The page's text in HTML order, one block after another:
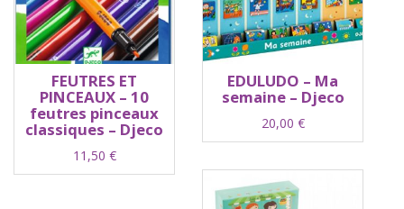
FEUTRES ET
PINCEAUX – 10
feutres pinceaux
classiques – Djeco
11,50 €
EDULUDO – Ma
semaine – Djeco
20,00 €